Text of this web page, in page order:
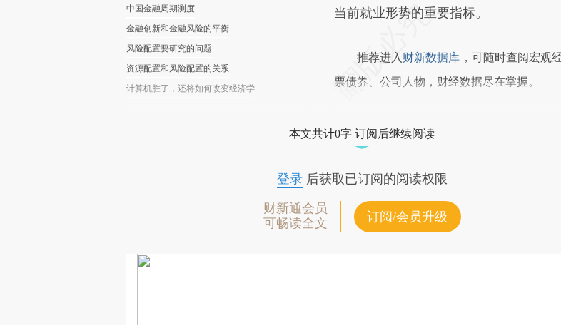
中国金融周期测度
金融创新和金融风险的平衡
风险配置要研究的问题
资源配置和风险配置的关系
计算机胜了，还将如何改变经济学
当前就业形势的重要指标。
推荐进入财新数据库 ，可随时查阅宏观
票债券、公司人物，财经数据尽在掌握。
本文共计0字 订阅后继续阅读
登录后获取已订阅的阅读权限
财新通会员
可畅读全文
订阅/会员升级